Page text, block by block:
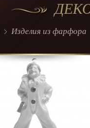
Изделия из фарфора